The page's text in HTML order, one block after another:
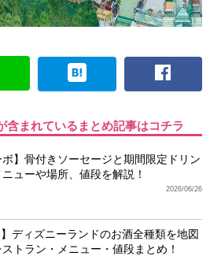
含まれているまとめ記事はコチラ
ボ】骨付きソーセージと期間限定ドリン
ューや場所、値段を解説！
2026/06/26
】ディズニーランドのお酒全種類を地図
トラン・メニュー・値段まとめ！